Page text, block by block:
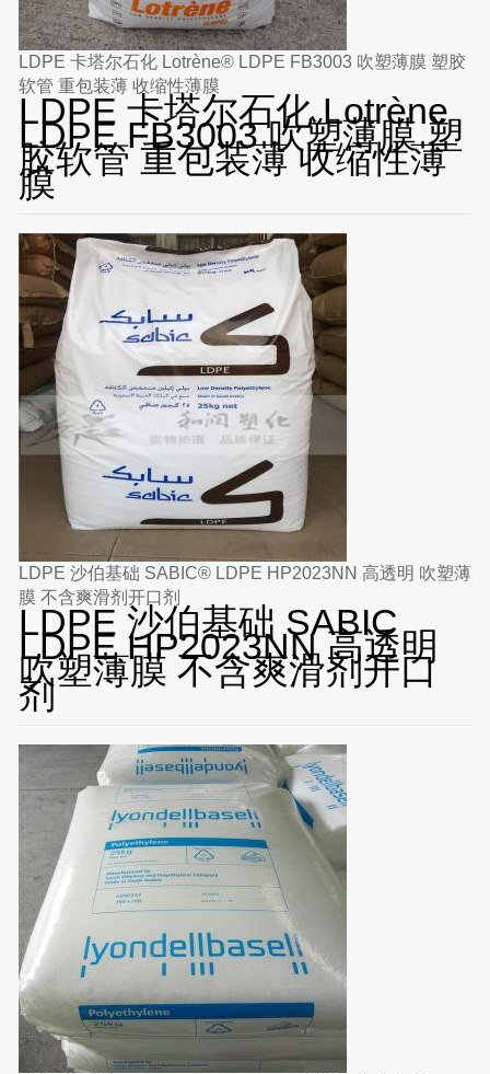
LDPE 卡塔尔石化 Lotrène® LDPE FB3003 吹塑薄膜 塑胶
软管 重包装薄 收缩性薄膜
LDPE 卡塔尔石化 Lotrène
LDPE FB3003 吹塑薄膜 塑
胶软管 重包装薄 收缩性薄
膜
LDPE 沙伯基础 SABIC® LDPE HP2023NN 高透明 吹塑薄
膜 不含爽滑剂开口剂
LDPE 沙伯基础 SABIC
LDPE HP2023NN 高透明
吹塑薄膜 不含爽滑剂开口
剂